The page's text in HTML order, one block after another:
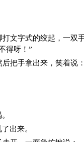
文字式的绞起，一双
得呀！”
把手拿出来，笑着说
出来。